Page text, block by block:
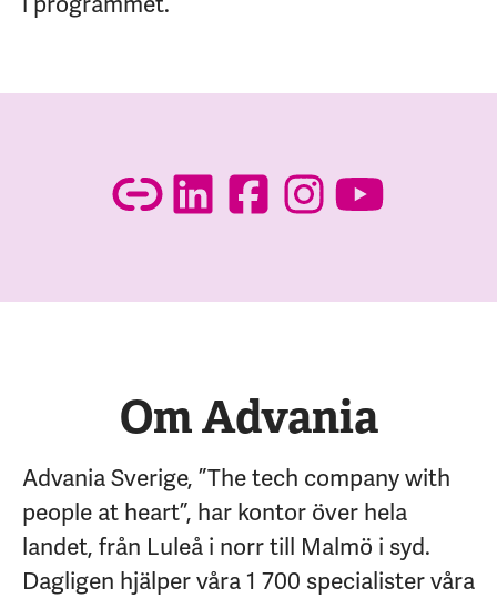
Om Advania
Advania Sverige, ”The tech company with
people at heart”, har kontor över hela
landet, från Luleå i norr till Malmö i syd.
Dagligen hjälper våra 1 700 specialister våra